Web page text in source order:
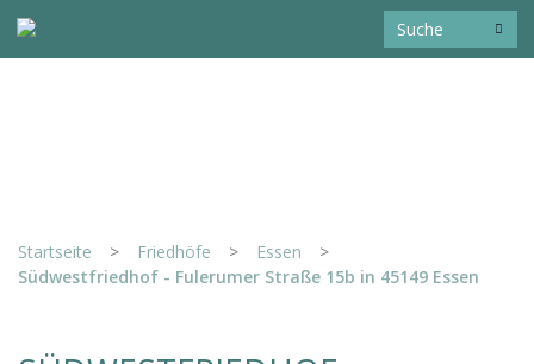
Startseite > Friedhöfe > Essen
>
Südwestfriedhof - Fulerumer Straße 15b in 45149 Essen